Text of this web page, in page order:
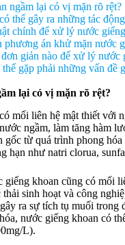
ngầm lại có vị mặn rõ rệt?
thể gây ra những tác
chính để xử lý nước
phương án khử mặn nước
giản nào để xử lý nước
gặp phải những vấn đề
lại có vị mặn rõ rệt?
mối liên hệ mật thiết với
ngầm, làm tăng hàm
gốc từ quá trình phong
hạn như natri clorua,
giếng khoan cũng có mối
sinh hoạt và công
ra sự tích tụ muối
nước giếng khoan có
L).